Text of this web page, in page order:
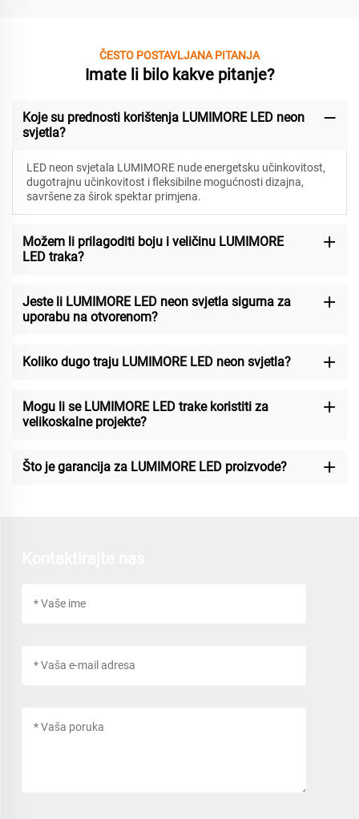
ČESTO POSTAVLJANA PITANJA
Imate li bilo kakve pitanje?
Koje su prednosti korištenja LUMIMORE LED neon
svjetla?
LED neon svjetala LUMIMORE nude energetsku učinkovitost,
dugotrajnu učinkovitost i fleksibilne mogućnosti dizajna,
savršene za širok spektar primjena.
Možem li prilagoditi boju i veličinu LUMIMORE
LED traka?
Jeste li LUMIMORE LED neon svjetla sigurna za
uporabu na otvorenom?
Koliko dugo traju LUMIMORE LED neon svjetla?
Mogu li se LUMIMORE LED trake koristiti za
velikoskalne projekte?
Što je garancija za LUMIMORE LED proizvode?